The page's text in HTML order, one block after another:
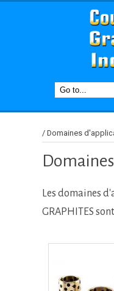
/ Domaines
Les domaines
GRAPHITES